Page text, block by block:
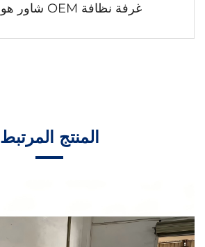
غرفة نظافة OEM شاور هواء تلقائي
المنتج المرتبط